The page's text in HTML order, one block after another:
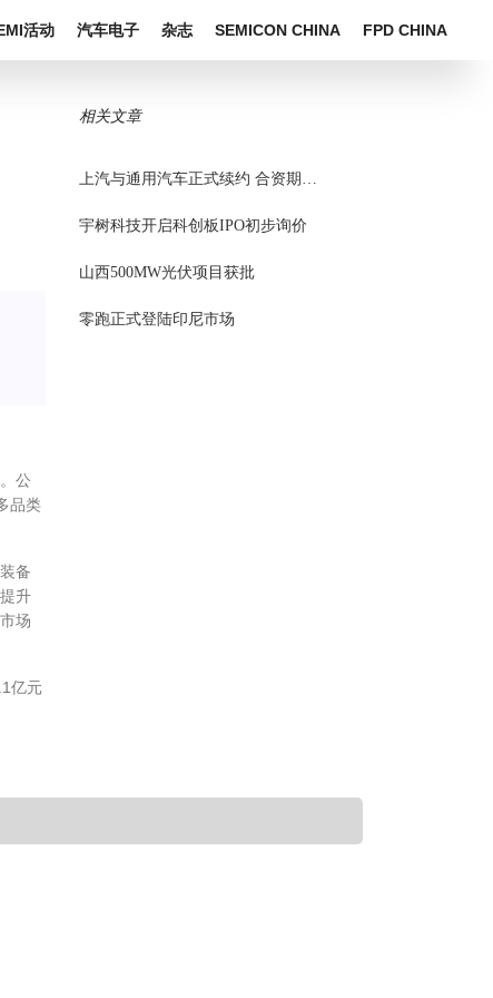
活动 汽车电子 杂志 SEMICON CHINA FPD CHINA
公
品类
备
升
场
亿元
相关文章
上汽与通用汽车正式续约 合资期限延长20年
宇树科技开启科创板IPO初步询价
山西500MW光伏项目获批
零跑正式登陆印尼市场